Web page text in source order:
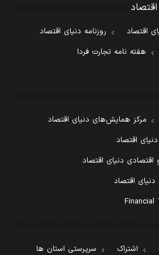
اقتصاد
روزنامه دنیای اقتصاد
هفته نامه تجارت فردا
مرکز همایش‌های دنیای اقتصاد
اقتصاد
دنیای اقتصاد
اقتصاد
اشتراک سرپرستی استان ها